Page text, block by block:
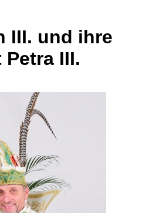
III. und ihre
III.